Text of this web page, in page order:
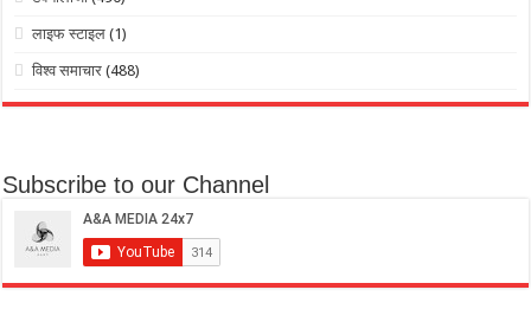
लाइफ स्टाइल (1)
विश्व समाचार (488)
Subscribe to our Channel